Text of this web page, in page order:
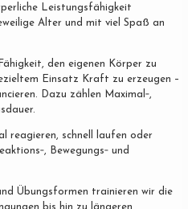
Leistungsfähigkeit
Alter und mit viel Spaß an
den eigenen Körper zu
Einsatz Kraft zu erzeugen –
Dazu zählen Maximal‐,
reagieren, schnell laufen oder
Bewegungs‐ und
Übungsformen trainieren wir die
bis hin zu längeren